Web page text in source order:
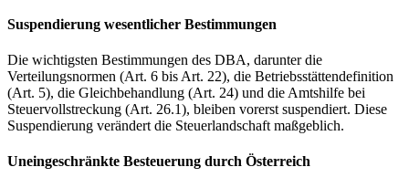
Suspendierung wesentlicher Bestimmungen
Die wichtigsten Bestimmungen des DBA, darunter die
Verteilungsnormen (Art. 6 bis Art. 22), die Betriebsstättendefinition
(Art. 5), die Gleichbehandlung (Art. 24) und die Amtshilfe bei
Steuervollstreckung (Art. 26.1), bleiben vorerst suspendiert. Diese
Suspendierung verändert die Steuerlandschaft maßgeblich.
Uneingeschränkte Besteuerung durch Österreich